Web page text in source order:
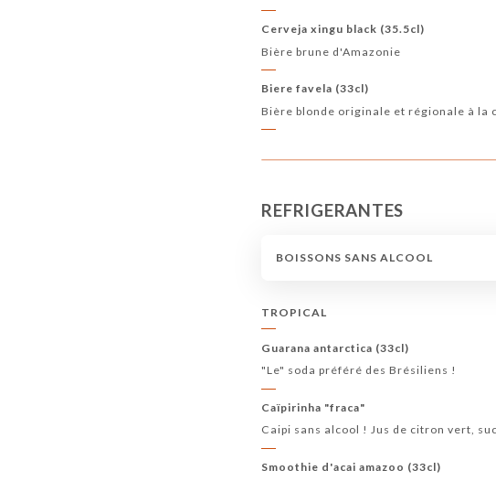
Cerveja xingu black (35.5cl)
Bière brune d'Amazonie
Biere favela (33cl)
Bière blonde originale et régionale à la
REFRIGERANTES
BOISSONS SANS ALCOOL
TROPICAL
Guarana antarctica (33cl)
"Le" soda préféré des Brésiliens !
Caïpirinha "fraca"
Caipi sans alcool ! Jus de citron vert,
Smoothie d'acai amazoo (33cl)